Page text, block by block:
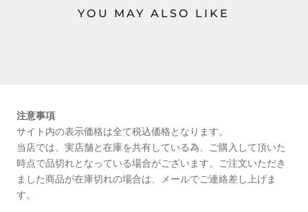
YOU MAY ALSO LIKE
注意事項
サイト内の表示価格は全て税込価格となります。
当店では、実店舗と在庫を共有している為、ご購入して頂いた
時点で品切れとなっている場合がございます。ご注文いただき
ました商品が在庫切れの場合は、メールでご連絡差し上げま
す。